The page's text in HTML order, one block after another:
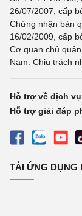
26/07/2007, cấp
Chứng nhận bản
16/02/2009, cấp
Cơ quan chủ
Nam. Chịu trách
Hỗ trợ về dịch
Hỗ trợ giải đáp
TẢI ỨNG DỤNG